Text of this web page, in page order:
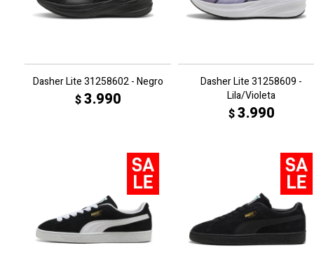
Dasher Lite 31258602 - Negro
$3.990
Dasher Lite 31258609 -
Lila/Violeta
$3.990